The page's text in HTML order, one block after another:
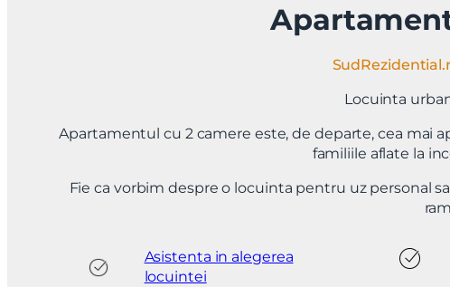
Locuinta
Apartamentul cu 2 camere este, de departe, cea mai
familiile aflate la
Fie ca vorbim despre o locuinta pentru uz personal
Asistenta in alegerea
locuintei